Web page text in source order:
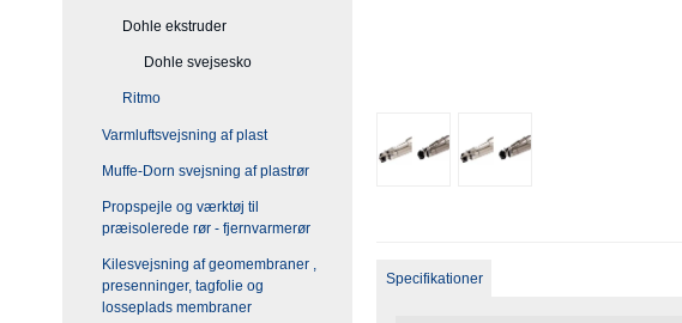
Dohle ekstruder
Dohle svejsesko
Ritmo
Varmluftsvejsning af plast
Muffe-Dorn svejsning af plastrør
Propspejle og værktøj til
præisolerede rør - fjernvarmerør
Kilesvejsning af geomembraner ,
presenninger, tagfolie og
losseplads membraner
Specifikationer